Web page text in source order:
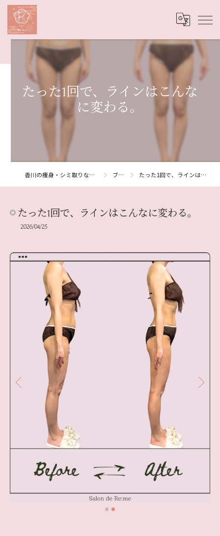
たった1回で、ラインはこんな
に変わる。
香川の痩身・シミ取りならSalon de Re:me ブログ たった1回で、ラインはこんなに変わる。
たった1回で、ラインはこんなに変わる。
2026/04/25